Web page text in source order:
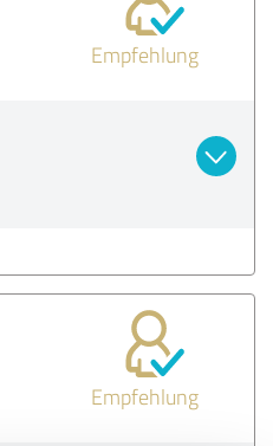
Empfehlung
Empfehlung